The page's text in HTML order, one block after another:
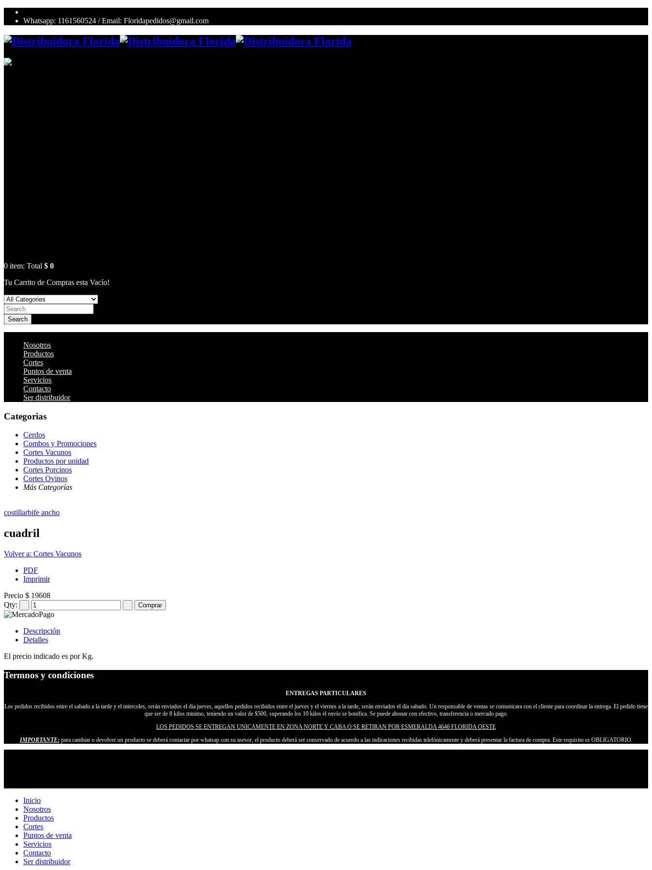
Whatsapp: 1161560524 / Email: Floridapedidos@gmail.com
0 item: Total $ 0
Tu Carrito de Compras esta Vacío!
Search
Nosotros
Productos
Cortes
Puntos de venta
Servicios
Contacto
Ser distribuidor
Categorias
Cerdos
Combos y Promociones
Cortes Vacunos
Productos por unidad
Cortes Porcinos
Cortes Ovinos
Más Categorías
costillarbife ancho
cuadril
Volver a: Cortes Vacunos
PDF
Imprimir
Precio $ 19608
Qty:
Descripción
Detalles
El precio indicado es por Kg.
Termnos y condiciones
ENTREGAS PARTICULARES
Los pedidos recibidos entre el sabado a la tarde y el miercoles, serán enviados el dia jueves, aquellos pedidos recibidos entre el jueves y el viernes a la tarde, serán enviados el día sabado. Un responsable de ventas se comunicara con el cliente para coordinar la entrega. El pedido tiene
que ser de 8 kilos minimo, teniendo un valor de $500, superando los 10 kilos el envío se bonifica. Se puede abonar con efectivo, transferencia o mercado pago.
LOS PEDIDOS SE ENTREGAN UNICAMENTE EN ZONA NORTE Y CABA O SE RETIRAN POR ESMERALDA 4646 FLORIDA OESTE
IMPORTANTE: para cambiar o devolver un producto se deberá contactar por whatsap con su asesor, el producto deberá ser conservado de acuerdo a las indicaciones recibidas telefónicamente y deberá presentar la factura de compra. Este requisito es OBLIGATORIO.
Inicio
Nosotros
Productos
Cortes
Puntos de venta
Servicios
Contacto
Ser distribuidor